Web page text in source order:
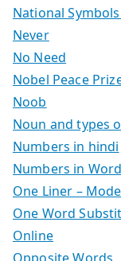
National
Never
No Need
Nobel Peace
Noob
Noun and types
Numbers in hindi
Numbers in
One Liner –
One Word
Online